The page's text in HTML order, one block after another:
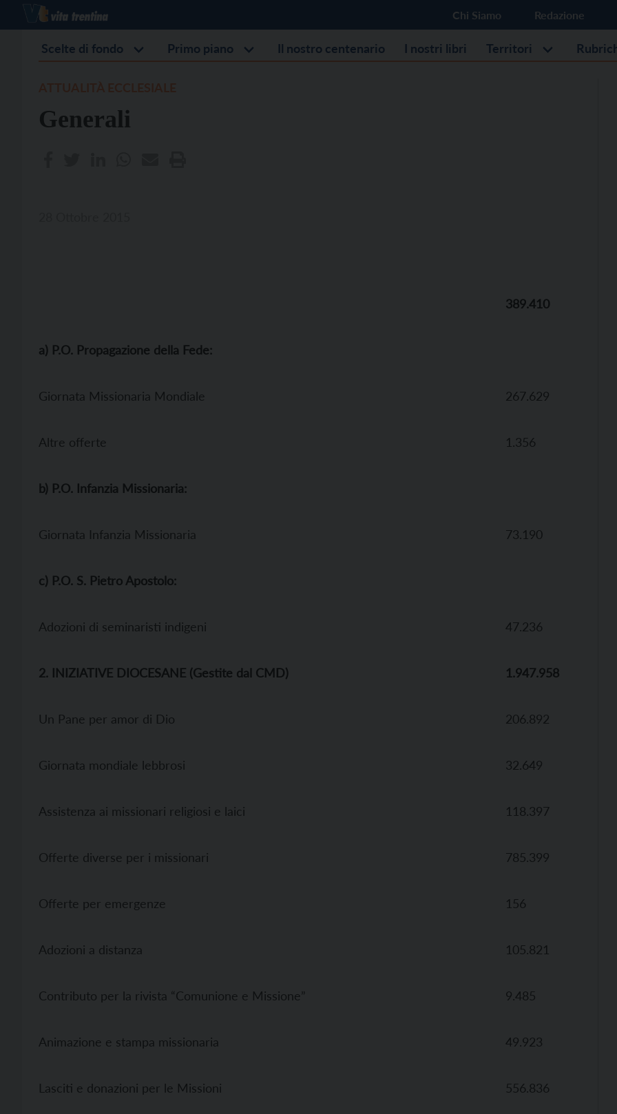
Chi Siamo Redazione
Scelte di fondo Primo piano Il nostro centenario I nostri libri Territori
Generali
389.410
a) P.O. Propagazione della Fede:
Giornata Missionaria Mondiale 267.629
Altre offerte 1.356
b) P.O. Infanzia Missionaria:
Giornata Infanzia Missionaria 73.190
c) P.O. S. Pietro Apostolo:
Adozioni di seminaristi indigeni 47.236
2. INIZIATIVE DIOCESANE (Gestite dal CMD) 1.947.958
Un Pane per amor di Dio 206.892
Giornata mondiale lebbrosi 32.649
Assistenza ai missionari religiosi e laici 118.397
Offerte diverse per i missionari 785.399
Offerte per emergenze 156
Adozioni a distanza 105.821
Contributo per la rivista “Comunione e Missione” 9.485
Animazione e stampa missionaria 49.923
Lasciti e donazioni per le Missioni 556.836